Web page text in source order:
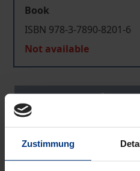
Zustimmung
Book
ISBN 978-3-7890-8201-6
Not available
Add to Wish List